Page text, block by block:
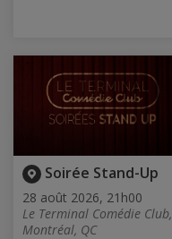
Soirée Stand-Up
28 août 2026, 21h00
Le Terminal Comédie Club,
Montréal, QC